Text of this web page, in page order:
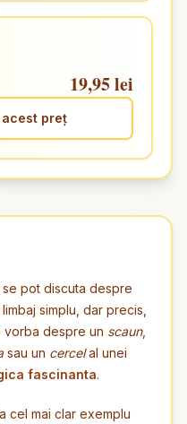
19,95 lei
acest preț
se pot discuta despre
simplu, dar precis,
vorba despre un scaun,
sau un cercelal unei
fascinanta.
cel mai clar exemplu